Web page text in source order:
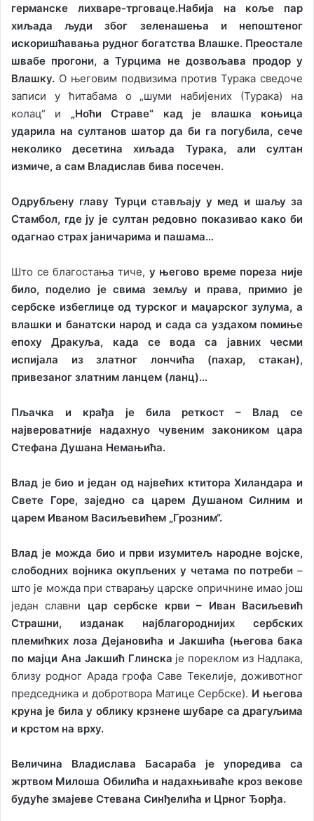
германске лихваре-трговаце.Набија на коље пар
хиљада људи због зеленашења и непоштеног
искоришћавања рудног богатства Влашке. Преостале
швабе прогони, а Турцима не дозвољава продор у
Влашку. О његовим подвизима против Турака сведоче
записи у ћитабама о „шуми набијених (Турака) на
колац“ и „Ноћи Страве“ кад је влашка коњица
ударила на султанов шатор да би га погубила, сече
неколико десетина хиљада Турака, али султан
измиче, а сам Владислав бива посечен.
Одрубљену главу Турци стављају у мед и шаљу за
Стамбол, где ју је султан редовно показивао како би
одагнао страх јаничарима и пашама…
Што се благостања тиче, у његово време пореза није
било, поделио је свима земљу и права, примио је
сербске избеглице од турског и маџарског зулума, а
влашки и банатски народ и сада са уздахом помиње
епоху Дракуља, када се вода са јавних чесми
испијала из златног лончића (пахар, стакан),
привезаног златним ланцем (ланц)…
Пљачка и крађа је била реткост – Влад се
највероватније надахнуо чувеним закоником цара
Стефана Душана Немањића.
Влад је био и један од највећих ктитора Хиландара и
Свете Горе, заједно са царем Душаном Силним и
царем Иваном Васиљевићем „Грозним“.
Влад је можда био и први изумитељ народне војске,
слободних војника окупљених у четама по потреби –
што је можда при стварању царске опричнине имао још
један славни цар сербске крви – Иван Васиљевић
Страшни, изданак најблагороднијих сербских
племићких лоза Дејановића и Јакшића (његова бака
по мајци Ана Јакшић Глинска је пореклом из Надлака,
близу родног Арада грофа Саве Текелије, доживотног
председника и добротвора Матице Сербске). И његова
круна је била у облику крзнене шубаре са драгуљима
и крстом на врху.
Величина Владислава Басараба је упоредива са
жртвом Милоша Обилића и надахњиваће кроз векове
будуће змајеве Стевана Синђелића и Црног Ђорђа.